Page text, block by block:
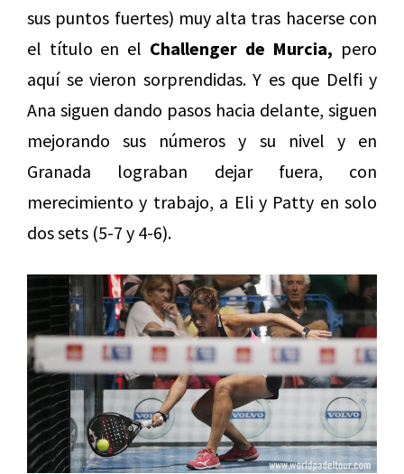
sus puntos fuertes) muy alta tras hacerse con
el título en el Challenger de Murcia, pero
aquí se vieron sorprendidas. Y es que Delfi y
Ana siguen dando pasos hacia delante, siguen
mejorando sus números y su nivel y en
Granada lograban dejar fuera, con
merecimiento y trabajo, a Eli y Patty en solo
dos sets (5-7 y 4-6).